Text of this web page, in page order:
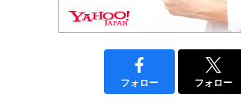
フォロー フォロー